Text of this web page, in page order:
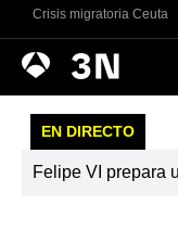
Crisis migratoria Ceuta
Antena
3
Noticias
EN DIRECTO
Felipe VI prepara